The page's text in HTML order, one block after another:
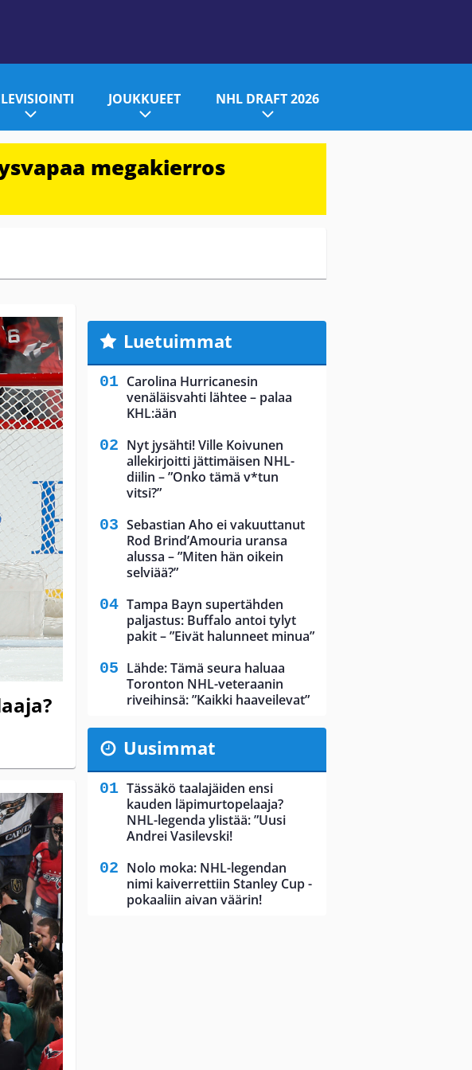
JOUKKUEET NHL DRAFT 2026
megakierros
Luetuimmat
Carolina Hurricanesin
venäläisvahti lähtee – palaa
KHL:ään
Nyt jysähti! Ville Koivunen
allekirjoitti jättimäisen NHL-
diilin – ”Onko tämä v*tun
vitsi?”
Sebastian Aho ei vakuuttanut
Rod Brind’Amouria uransa
alussa – ”Miten hän oikein
selviää?”
Tampa Bayn supertähden
paljastus: Buffalo antoi tylyt
pakit – ”Eivät halunneet minua”
Lähde: Tämä seura haluaa
Toronton NHL-veteraanin
riveihinsä: ”Kaikki haaveilevat”
Uusimmat
Tässäkö taalajäiden ensi
kauden läpimurtopelaaja?
NHL-legenda ylistää: ”Uusi
Andrei Vasilevski!
Nolo moka: NHL-legendan
nimi kaiverrettiin Stanley Cup -
pokaaliin aivan väärin!